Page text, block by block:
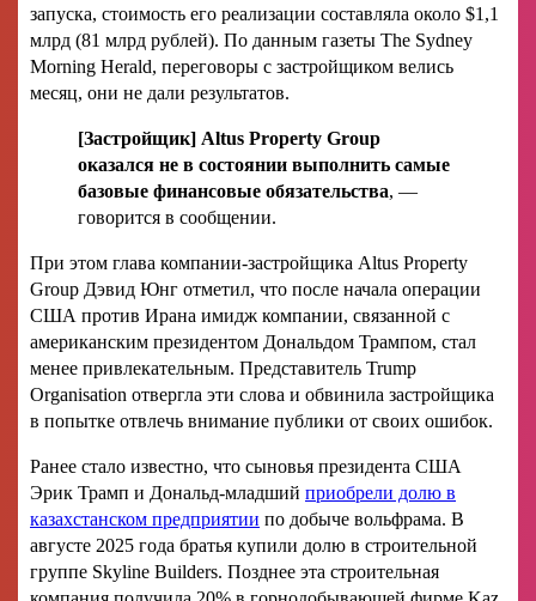
запуска, стоимость его реализации составляла около $1,1
млрд (81 млрд рублей). По данным газеты The Sydney
Morning Herald, переговоры с застройщиком велись
месяц, они не дали результатов.
[Застройщик] Altus Property Group
оказался не в состоянии выполнить самые
базовые финансовые обязательства, —
говорится в сообщении.
При этом глава компании-застройщика Altus Property
Group Дэвид Юнг отметил, что после начала операции
США против Ирана имидж компании, связанной с
американским президентом Дональдом Трампом, стал
менее привлекательным. Представитель Trump
Organisation отвергла эти слова и обвинила застройщика
в попытке отвлечь внимание публики от своих ошибок.
Ранее стало известно, что сыновья президента США
Эрик Трамп и Дональд-младший приобрели долю в
казахстанском предприятии по добыче вольфрама. В
августе 2025 года братья купили долю в строительной
группе Skyline Builders. Позднее эта строительная